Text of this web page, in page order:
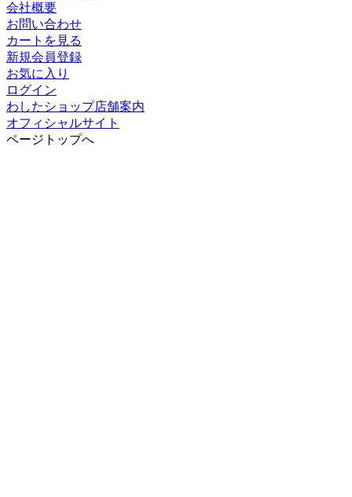
会社概要
お問い合わせ
カートを見る
新規会員登録
お気に入り
ログイン
わしたショップ店舗案内
オフィシャルサイト
ページトップへ